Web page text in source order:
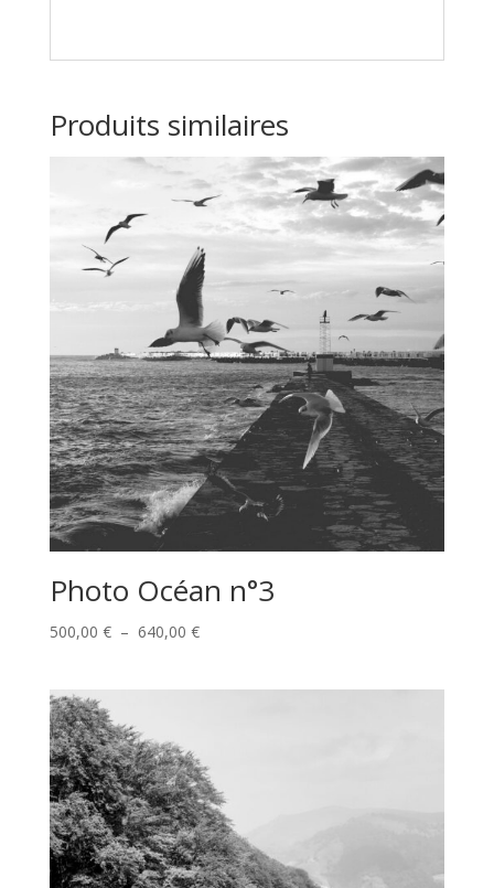
Produits similaires
Photo Océan n°3
500,00 € – 640,00 €Plage
640,00 €